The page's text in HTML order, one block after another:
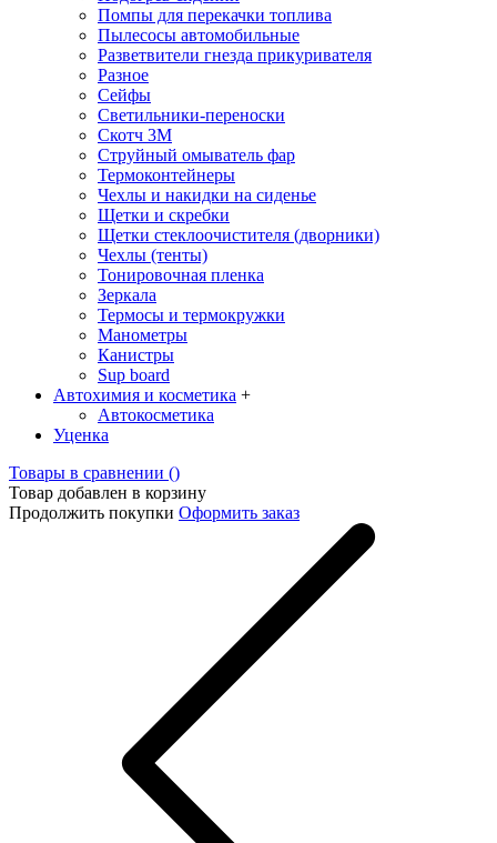
Помпы для перекачки топлива
Пылесосы автомобильные
Разветвители гнезда прикуривателя
Разное
Сейфы
Светильники-переноски
Скотч 3М
Струйный омыватель фар
Термоконтейнеры
Чехлы и накидки на сиденье
Щетки и скребки
Щетки стеклоочистителя (дворники)
Чехлы (тенты)
Тонировочная пленка
Зеркалa
Термосы и термокружки
Манометры
Канистры
Sup board
Автохимия и косметика +
Автокосметика
Уценка
Товары в сравнении ()
Товар добавлен в корзину
Продолжить покупки Оформить заказ